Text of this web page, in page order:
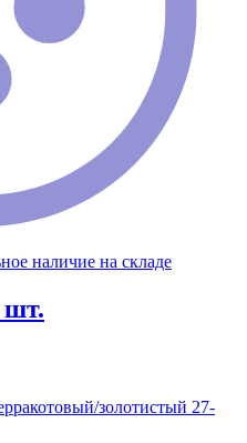
наличие на складе
шт.
золотистый 27-